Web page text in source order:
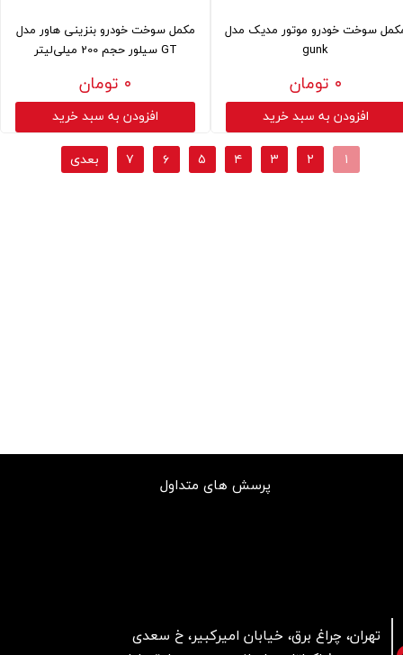
سوخت خودرو موتور مدیک مدل
gunk
۰ تومان
افزودن به سبد خرید
مکمل سوخت خودرو بنزینی هاور مدل
GT سیلور حجم 200 میلی‌لیتر
۰ تومان
افزودن به سبد خرید
۱ ۲ ۳ ۴ ۵ ۶ ۷ بعدی
تهران، چراغ برق، خیابان امیرکبیر، خ سعدی
پرسش های متداول